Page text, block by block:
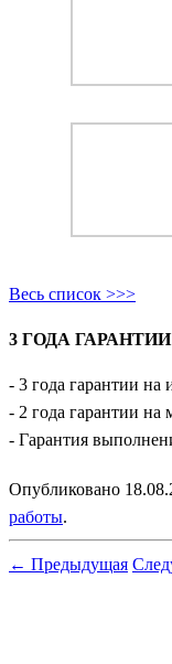
Весь список >>>
3 ГОДА ГАРАНТИИ
- 3 года гарантии на
- 2 года гарантии на
- Гарантия
Опубликовано
работы.
← Предыдущая